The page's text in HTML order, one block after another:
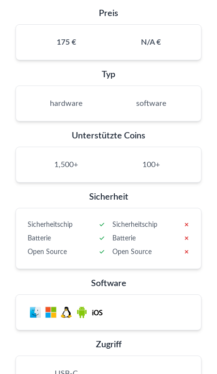
Preis
175 € N/A €
Typ
hardware software
Unterstützte Coins
1,500+ 100+
Sicherheit
Sicherheitschip
✓
Batterie
✓
Open Source
✓
Sicherheitschip
✗
Batterie
✗
Open Source
✗
Software
Zugriff